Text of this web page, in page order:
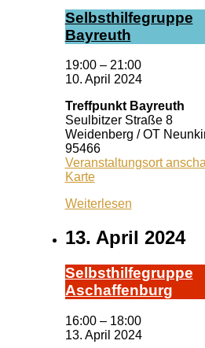
Selbst­hil­fe­grup­pe
Bay­reuth
19:00 – 21:00
10. April 2024
Treffpunkt Bayreuth
Seulbitzer Straße 8
Weidenberg / OT
95466
Veranstaltungsort
KarteTreffpunkt
Weiterlesen
13. April 2024
Selbst­hil­fe­grup­pe
A­schaf­fen­burg
16:00 – 18:00
13. April 2024